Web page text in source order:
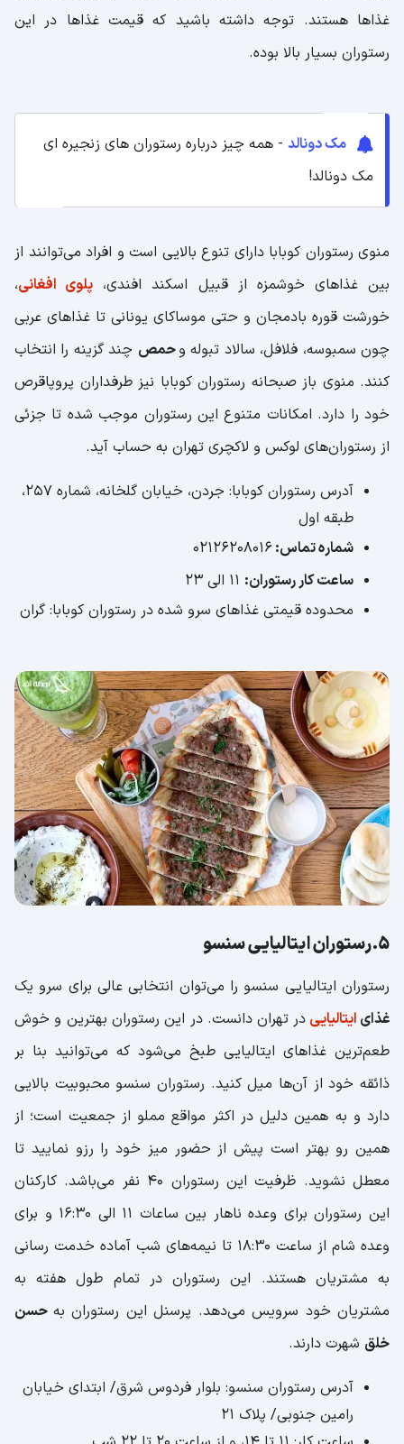
غذاها هستند. توجه داشته باشید که قیمت غذاها در این
رستوران بسیار بالا بوده.
مک دونالد - همه چیز درباره رستوران های زنجیره ای
مک دونالد!
منوی رستوران کوبابا دارای تنوع بالایی است و افراد می‌توانند از
بین غذاهای خوشمزه از قبیل اسکند افندی، پلوی افغانی،
خورشت قوره بادمجان و حتی موساکای یونانی تا غذاهای عربی
چون سمبوسه، فلافل، سالاد تبوله وحمص چند گزینه را انتخاب
کنند. منوی باز صبحانه رستوران کوبابا نیز طرفداران پروپاقرص
خود را دارد. امکانات متنوع این رستوران موجب شده تا جزئی
از رستوران‌های لوکس و لاکچری تهران به حساب ‌آید.
آدرس رستوران کوبابا: جردن، خیابان گلخانه، شماره ۲۵۷،
طبقه اول
شماره تماس: ۰۲۱۲۶۲۰۸۰۱۶
ساعت کار رستوران:
محدوده قیمتی غذاهای سرو شده در رستوران کوبابا: گران
5.رستوران ایتالیایی سنسو
رستوران ایتالیایی سنسو را می‌توان انتخابی عالی برای سرو یک
غذای ایتالیایی در تهران دانست. در این رستوران بهترین و خوش
طعم‌ترین غذاهای ایتالیایی طبخ می‌شود که می‌توانید بنا بر
ذائقه خود از آن‌ها میل کنید. رستوران سنسو محبوبیت بالایی
دارد و به همین دلیل در اکثر مواقع مملو از جمعیت است؛ از
همین رو بهتر است پیش از حضور میز خود را رزو نمایید تا
معطل نشوید. ظرفیت این رستوران 40 نفر می‌باشد. کارکنان
این رستوران برای وعده ناهار بین ساعات 11 الی 16:30 و برای
وعده شام از ساعت 18:30 تا نیمه‌های شب آماده خدمت رسانی
به مشتریان هستند. این رستوران در تمام طول هفته به
مشتریان خود سرویس می‌دهد. پرسنل این رستوران به حسن
خلق شهرت دارند.
آدرس رستوران سنسو: بلوار فردوس شرق/ ابتدای خیابان
رامین جنوبی/ پلاک 21